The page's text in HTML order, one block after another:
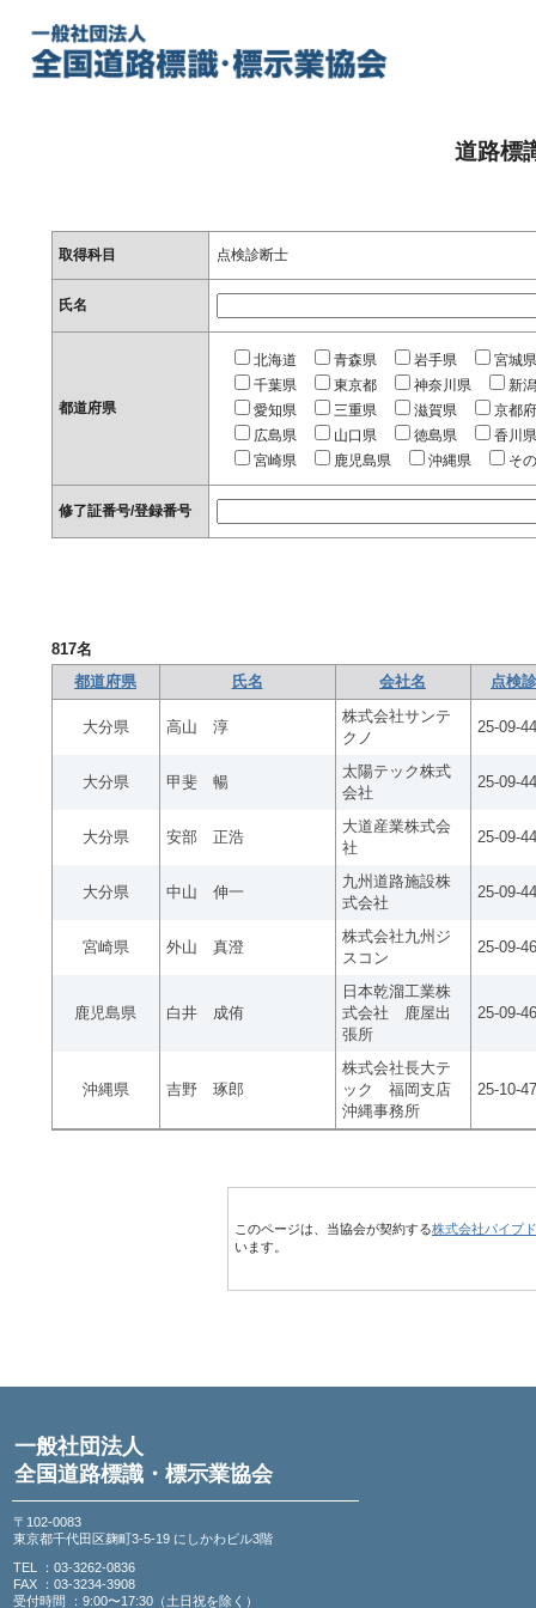
道路標
取得科目 点検診断士
氏名
都道府県
北海道 青森県 岩手県
宮城県
千葉県
東京都 神奈川県
新
愛知県
三重県 滋賀県
京都府
広島県
山口県 徳島県
香川県
宮崎県
鹿児島県 沖縄県 そ
修了証番号/登録番号
817名
都道府県
氏名 会社名 点検
大分県 高山 淳
株式会社サンテ
クノ
25-09-
大分県 甲斐 暢
太陽テック株式
会社
25-09-
大分県 安部 正浩
大道産業株式会
社
25-09-
大分県 中山 伸一
九州道路施設株
式会社
25-09-
宮崎県 外山 真澄
株式会社九州ジ
スコン
25-09-
鹿児島県 白井 成侑
日本乾溜工業株
式会社 鹿屋出
張所
25-09-
沖縄県 吉野 琢郎
株式会社長大テ
ック 福岡支店
沖縄事務所
25-10-
このページは、当協会が契約する株式会社パイプ
います。
一般社団法人
全国道路標識・標示業協会
〒102-0083
東京都千代田区麹町3-5-19 にしかわビル3階
TEL ：03-3262-0836
FAX ：03-3234-3908
受付時間 ：9:00〜17:30（土日祝を除く）